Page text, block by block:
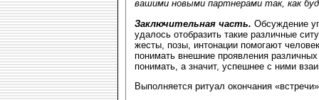
вашими новыми партнерами так, как
Заключительная часть. Обсуждение
удалось отобразить такие различные
жесты, позы, интонации помогают
понимать внешние проявления
понимать, а значит, успешнее с ними
Выполняется ритуал окончания